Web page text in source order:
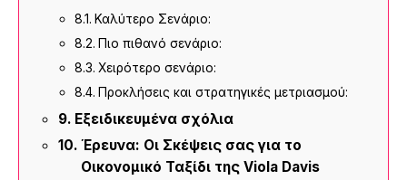
Καλύτερο Σενάριο:
Πιο πιθανό σενάριο:
Χειρότερο σενάριο:
Προκλήσεις και στρατηγικές μετριασμού:
Εξειδικευμένα σχόλια
Έρευνα: Οι Σκέψεις σας για το
Οικονομικό Ταξίδι της Viola Davis